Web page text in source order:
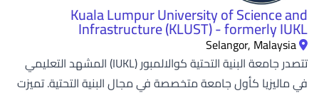
Kuala Lumpur University of Science and
Infrastructure (KLUST) - formerly IUKL
Selangor, Malaysia
تتصدر جامعة البنية التحتية كوالالمبور (IUKL) المشهد التعليمي
في ماليزيا كأول جامعة متخصصة في مجال البنية التحتية. تميزت